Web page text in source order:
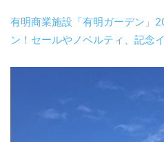
有明商業施設「有明ガーデン」
ン！セールやノベルティ、記念